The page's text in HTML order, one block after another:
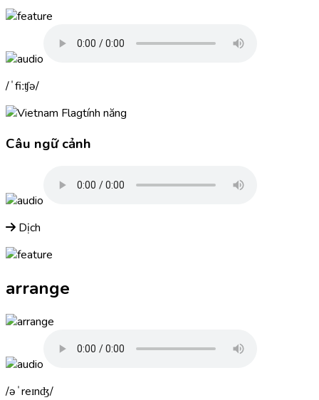
ˈfiːʧə
tính năng
Câu ngữ cảnh
Dịch
arrange
əˈreɪnʤ